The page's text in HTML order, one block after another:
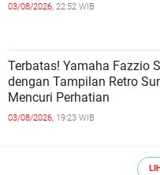
03/08/2026, 22:52 WIB
Terbatas! Yamaha Fazzio
dengan Tampilan Retro
Mencuri Perhatian
03/08/2026, 19:23 WIB